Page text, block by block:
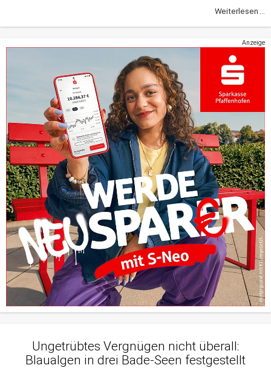
Weiterlesen ...
Anzeige
Ungetrübtes Vergnügen nicht überall:
Blaualgen in drei Bade-Seen festgestellt